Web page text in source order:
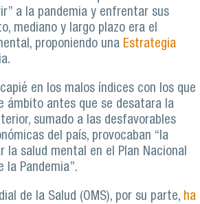
a la pandemia y enfrentar sus
mediano y largo plazo era el
proponiendo una Estrategia
en los malos índices con los que
ámbito antes que se desatara la
sumado a las desfavorables
del país, provocaban “la
la salud mental en el Plan Nacional
la Pandemia”.
de la Salud (OMS), por su parte, ha